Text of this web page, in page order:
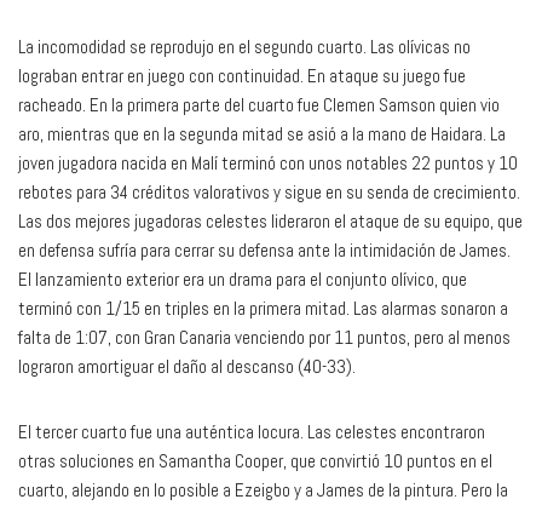
La incomodidad se reprodujo en el segundo cuarto. Las olívicas no
lograban entrar en juego con continuidad. En ataque su juego fue
racheado. En la primera parte del cuarto fue Clemen Samson quien vio
aro, mientras que en la segunda mitad se asió a la mano de Haidara. La
joven jugadora nacida en Malí terminó con unos notables 22 puntos y 10
rebotes para 34 créditos valorativos y sigue en su senda de crecimiento.
Las dos mejores jugadoras celestes lideraron el ataque de su equipo, que
en defensa sufría para cerrar su defensa ante la intimidación de James.
El lanzamiento exterior era un drama para el conjunto olívico, que
terminó con 1/15 en triples en la primera mitad. Las alarmas sonaron a
falta de 1:07, con Gran Canaria venciendo por 11 puntos, pero al menos
lograron amortiguar el daño al descanso (40-33).
El tercer cuarto fue una auténtica locura. Las celestes encontraron
otras soluciones en Samantha Cooper, que convirtió 10 puntos en el
cuarto, alejando en lo posible a Ezeigbo y a James de la pintura. Pero la